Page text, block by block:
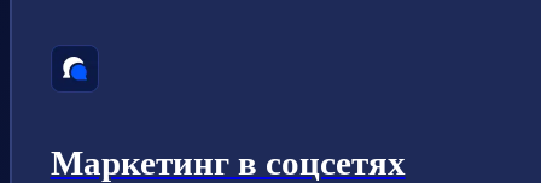
Маркетинг в соцсетях